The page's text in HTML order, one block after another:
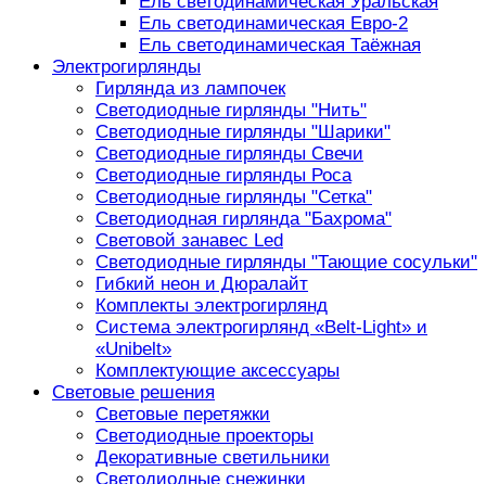
Ель светодинамическая Евро-2
Ель светодинамическая Таёжная
Электрогирлянды
Гирлянда из лампочек
Светодиодные гирлянды "Нить"
Светодиодные гирлянды "Шарики"
Светодиодные гирлянды Свечи
Светодиодные гирлянды Роса
Светодиодные гирлянды "Сетка"
Светодиодная гирлянда "Бахрома"
Световой занавес Led
Светодиодные гирлянды "Тающие сосульки"
Гибкий неон и Дюралайт
Комплекты электрогирлянд
Система электрогирлянд «Belt-Light» и
«Unibelt»
Комплектующие аксессуары
Световые решения
Световые перетяжки
Светодиодные проекторы
Декоративные светильники
Светодиодные снежинки